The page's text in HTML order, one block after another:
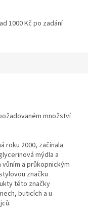
1000 Kč po zadání
množství
roku 2000, začínala
mýdla a
a průkopnickým
značku
této značky
buticích a u